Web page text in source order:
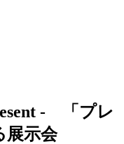
‐ 「プレ
展示会